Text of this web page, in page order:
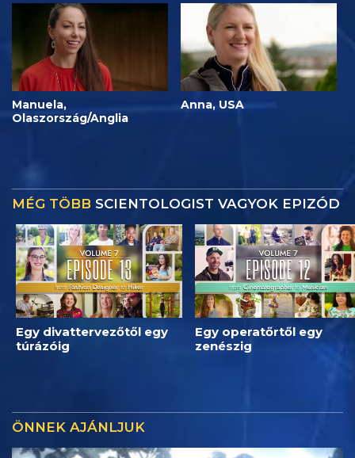
Manuela,
Olaszország/Anglia
Anna, USA
MÉG TÖBB SCIENTOLOGIST VAGYOK EPIZÓD
Egy divattervezőtől egy
túrázóig
Egy operatőrtől egy
zenészig
ÖNNEK AJÁNLJUK